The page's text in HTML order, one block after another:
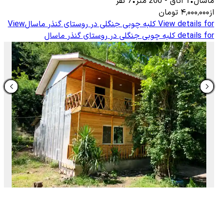
از۴٬۰۰۰٬۰۰۰ تومان
View details for کلبه چوبی جنگلی در روستای گنذر ماسالView
details for کلبه چوبی جنگلی در روستای گنذر ماسال